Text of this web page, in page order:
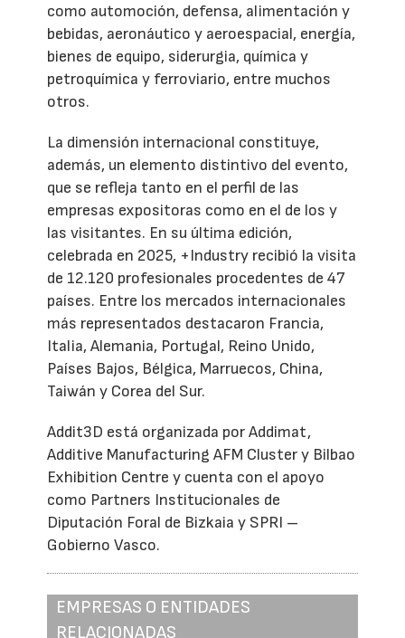
como automoción, defensa, alimentación y
bebidas, aeronáutico y aeroespacial, energía,
bienes de equipo, siderurgia, química y
petroquímica y ferroviario, entre muchos
otros.
La dimensión internacional constituye,
además, un elemento distintivo del evento,
que se refleja tanto en el perfil de las
empresas expositoras como en el de los y
las visitantes. En su última edición,
celebrada en 2025, +Industry recibió la visita
de 12.120 profesionales procedentes de 47
países. Entre los mercados internacionales
más representados destacaron Francia,
Italia, Alemania, Portugal, Reino Unido,
Países Bajos, Bélgica, Marruecos, China,
Taiwán y Corea del Sur.
Addit3D está organizada por Addimat,
Additive Manufacturing AFM Cluster y Bilbao
Exhibition Centre y cuenta con el apoyo
como Partners Institucionales de
Diputación Foral de Bizkaia y SPRI –
Gobierno Vasco.
EMPRESAS O ENTIDADES
RELACIONADAS